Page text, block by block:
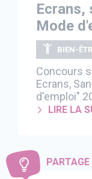
Ecrans,
Mode
BIEN-
Concours
Ecrans,
d'emploi"
LIRE LA
PARTAGE